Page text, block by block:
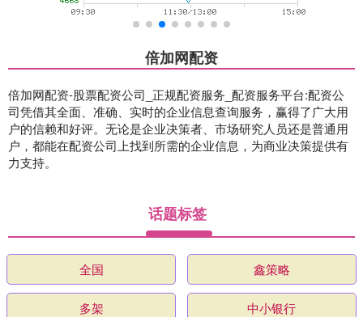
倍加网配资
倍加网配资-股票配资公司_正规配资服务_配资服务平台:配资公
司凭借其全面、准确、实时的企业信息查询服务，赢得了广大用
户的信赖和好评。无论是企业决策者、市场研究人员还是普通用
户，都能在配资公司上找到所需的企业信息，为商业决策提供有
力支持。
话题标签
全国 鑫策略
多架 中小银行